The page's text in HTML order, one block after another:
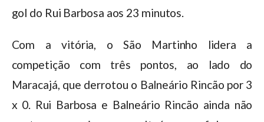
gol do Rui Barbosa aos 23 minutos.
Com a vitória, o São Martinho lidera a
competição com três pontos, ao lado do
Maracajá, que derrotou o Balneário Rincão por 3
x 0. Rui Barbosa e Balneário Rincão ainda não